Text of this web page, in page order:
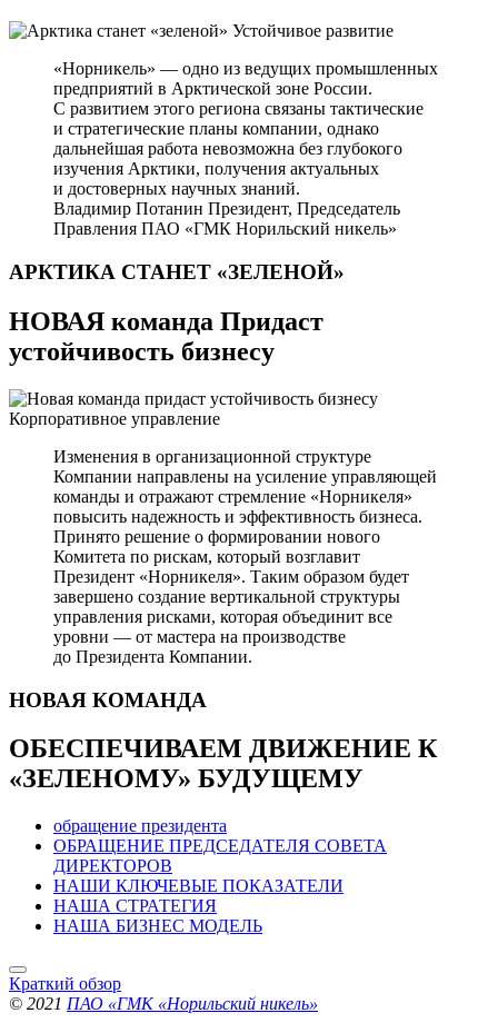
Устойчивое развитие
«Норникель» — одно из ведущих промышленных
предприятий в Арктической зоне России.
С развитием этого региона связаны тактические
и стратегические планы компании, однако
дальнейшая работа невозможна без глубокого
изучения Арктики, получения актуальных
и достоверных научных знаний.
Владимир Потанин Президент, Председатель
Правления ПАО «ГМК Норильский никель»
АРКТИКА СТАНЕТ «ЗЕЛЕНОЙ»
НОВАЯ команда Придаст
устойчивость бизнесу
Корпоративное управление
Изменения в организационной структуре
Компании направлены на усиление управляющей
команды и отражают стремление «Норникеля»
повысить надежность и эффективность бизнеса.
Принято решение о формировании нового
Комитета по рискам, который возглавит
Президент «Норникеля». Таким образом будет
завершено создание вертикальной структуры
управления рисками, которая объединит все
уровни — от мастера на производстве
до Президента Компании.
НОВАЯ КОМАНДА
ОБЕСПЕЧИВАЕМ ДВИЖЕНИЕ К
«ЗЕЛЕНОМУ» БУДУЩЕМУ
обращение президента
ОБРАЩЕНИЕ ПРЕДСЕДАТЕЛЯ СОВЕТА
ДИРЕКТОРОВ
НАШИ КЛЮЧЕВЫЕ ПОКАЗАТЕЛИ
НАША СТРАТЕГИЯ
НАША БИЗНЕС МОДЕЛЬ
Краткий обзор
© 2021 ПАО «ГМК «Норильский никель»